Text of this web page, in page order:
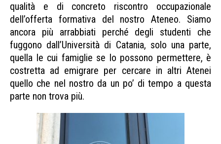
qualità e di concreto riscontro occupazionale
dell’offerta formativa del nostro Ateneo. Siamo
ancora più arrabbiati perché degli studenti che
fuggono dall’Università di Catania, solo una parte,
quella le cui famiglie se lo possono permettere, è
costretta ad emigrare per cercare in altri Atenei
quello che nel nostro da un po’ di tempo a questa
parte non trova più.